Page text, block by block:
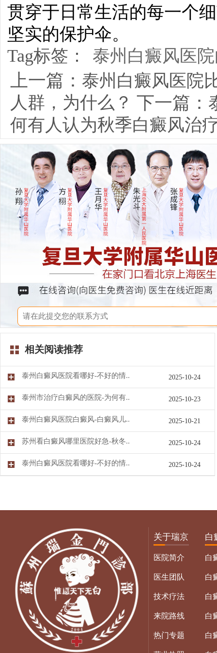
贯穿于日常生活的每一个
坚实的保护伞。
Tag标签：
泰州白癜风医
上一篇： 泰州白癜风医院
人群，为什么？ 下一篇：
何有人认为秋季白癜风治
相关阅读推荐
泰州白癜风医院看哪好-不好的情.. 2025-10-24
泰州市治疗白癜风的医院-为何有.. 2025-10-23
泰州白癜风医院白癜风-白癜风儿.. 2025-10-21
苏州看白癜风哪里医院好急-秋冬.. 2025-10-24
泰州白癜风医院看哪好-不好的情.. 2025-10-24
关于瑞京
医院简介
医生团队
技术疗法
来院路线
热门专题
白
白
白
白
白
白